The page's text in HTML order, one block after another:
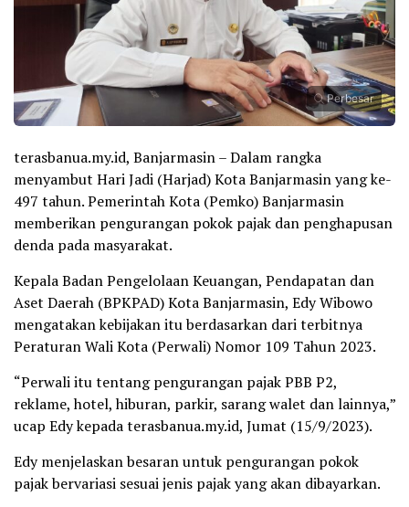
Perbesar
terasbanua.my.id, Banjarmasin – Dalam rangka
menyambut Hari Jadi (Harjad) Kota Banjarmasin yang ke-
497 tahun. Pemerintah Kota (Pemko) Banjarmasin
memberikan pengurangan pokok pajak dan penghapusan
denda pada masyarakat.
Kepala Badan Pengelolaan Keuangan, Pendapatan dan
Aset Daerah (BPKPAD) Kota Banjarmasin, Edy Wibowo
mengatakan kebijakan itu berdasarkan dari terbitnya
Peraturan Wali Kota (Perwali) Nomor 109 Tahun 2023.
“Perwali itu tentang pengurangan pajak PBB P2,
reklame, hotel, hiburan, parkir, sarang walet dan lainnya,”
ucap Edy kepada terasbanua.my.id, Jumat (15/9/2023).
Edy menjelaskan besaran untuk pengurangan pokok
pajak bervariasi sesuai jenis pajak yang akan dibayarkan.